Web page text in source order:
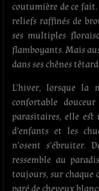
coutumière de ce fait.
reliefs raffinés de
ses multiples
flamboyants. Mais
dans ses chênes
L’hiver, lorsque la
confortable
parasitaires, elle
d’enfants et les
n’osent s’ébruiter.
ressemble au
toujours, sur